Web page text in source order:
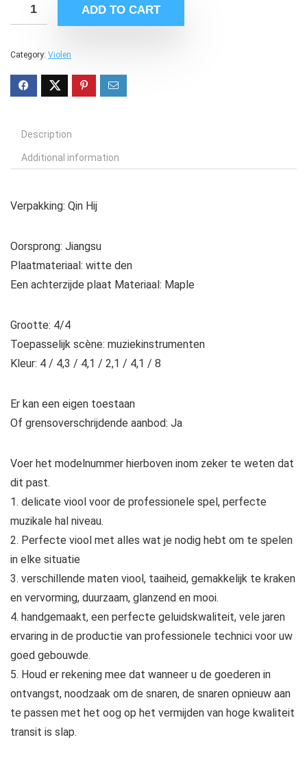
ADD TO CART
Category: Violen
Description
Additional information
Verpakking: Qin Hij
Oorsprong: Jiangsu
Plaatmateriaal: witte den
Een achterzijde plaat Materiaal: Maple
Grootte: 4/4
Toepasselijk scène: muziekinstrumenten
Kleur: 4 / 4,3 / 4,1 / 2,1 / 4,1 / 8
Er kan een eigen toestaan
Of grensoverschrijdende aanbod: Ja
Voer het modelnummer hierboven inom zeker te weten dat
dit past.
1. delicate viool voor de professionele spel, perfecte
muzikale hal niveau.
2. Perfecte viool met alles wat je nodig hebt om te spelen
in elke situatie
3. verschillende maten viool, taaiheid, gemakkelijk te kraken
en vervorming, duurzaam, glanzend en mooi.
4. handgemaakt, een perfecte geluidskwaliteit, vele jaren
ervaring in de productie van professionele technici voor uw
goed gebouwde.
5. Houd er rekening mee dat wanneer u de goederen in
ontvangst, noodzaak om de snaren, de snaren opnieuw aan
te passen met het oog op het vermijden van hoge kwaliteit
transit is slap.